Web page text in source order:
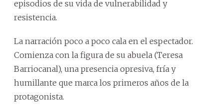
episodios de su vida de vulnerabilidad y
resistencia.
La narración poco a poco cala en el espectador.
Comienza con la figura de su abuela (Teresa
Barriocanal), una presencia opresiva, fría y
humillante que marca los primeros años de la
protagonista.